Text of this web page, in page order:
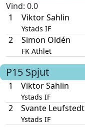
Vind: 0.0
1
Viktor Sahlin
Ystads IF
2 Simon Oldén
FK Athlet
P15 Spjut
1
Viktor Sahlin
Ystads IF
2 Svante Leufstedt
Ystads IF